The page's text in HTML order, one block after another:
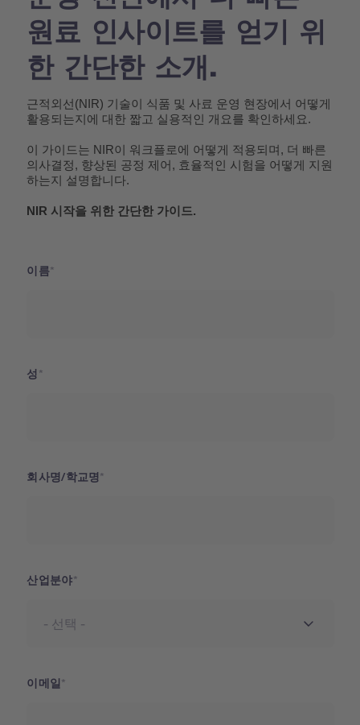
원료 인사이트를 얻기 위
한 간단한 소개.
근적외선(NIR) 기술이 식품 및 사료 운영 현장에서 어떻게
활용되는지에 대한 짧고 실용적인 개요를 확인하세요.
이 가이드는 NIR이 워크플로에 어떻게 적용되며, 더 빠른
의사결정, 향상된 공정 제어, 효율적인 시험을 어떻게 지원
하는지 설명합니다.
NIR 시작을 위한 간단한 가이드.
이름
성
회사명/학교명
산업분야
이메일